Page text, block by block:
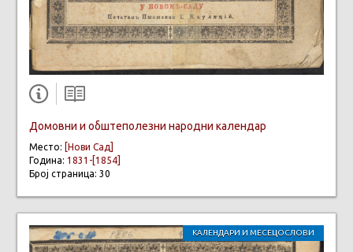
Домовни и обштеполезни народни календар
Место: [Нови Сад]
Година: 1831-[1854]
Број страница: 30
КАЛЕНДАРИ И МЕСЕЦОСЛОВИ